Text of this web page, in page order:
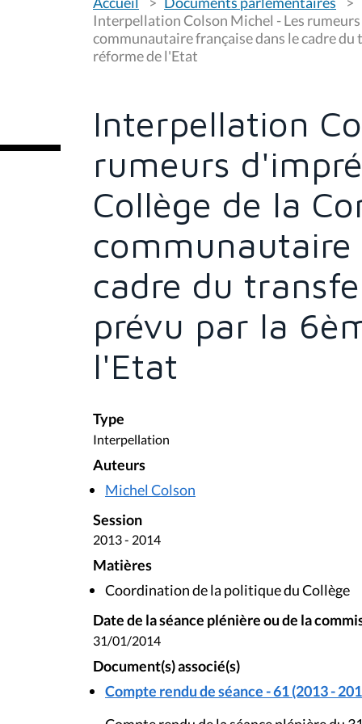
o
u
s
ê
t
Interpellation Colson Michel - Les
communautaire française dans le cadre
réforme de l'Etat
Interpellation
rumeurs
Collège de la
cadre du
prévu par la
l'Etat
Type
Interpellation
Auteurs
Michel Colson
Session
2013 - 2014
Matières
Coordination de la politique du Collège
Date de la séance plénière ou de la
31/01/2014
Document(s) associé(s)
Compte rendu de séance - 61 (2013 -